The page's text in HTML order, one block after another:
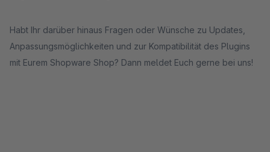
Habt Ihr darüber hinaus Fragen oder Wünsche zu Updates,
Anpassungsmöglichkeiten und zur Kompatibilität des Plugins
mit Eurem Shopware Shop? Dann meldet Euch gerne bei uns!